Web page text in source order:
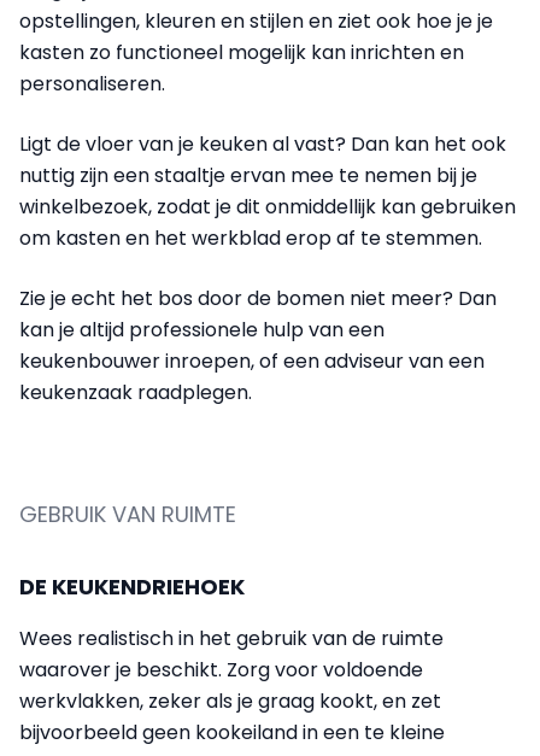
opstellingen, kleuren en stijlen en ziet ook hoe je je
kasten zo functioneel mogelijk kan inrichten en
personaliseren.
Ligt de vloer van je keuken al vast? Dan kan het ook
nuttig zijn een staaltje ervan mee te nemen bij je
winkelbezoek, zodat je dit onmiddellijk kan gebruiken
om kasten en het werkblad erop af te stemmen.
Zie je echt het bos door de bomen niet meer? Dan
kan je altijd professionele hulp van een
keukenbouwer inroepen, of een adviseur van een
keukenzaak raadplegen.
GEBRUIK VAN RUIMTE
DE KEUKENDRIEHOEK
Wees realistisch in het gebruik van de ruimte
waarover je beschikt. Zorg voor voldoende
werkvlakken, zeker als je graag kookt, en zet
bijvoorbeeld geen kookeiland in een te kleine